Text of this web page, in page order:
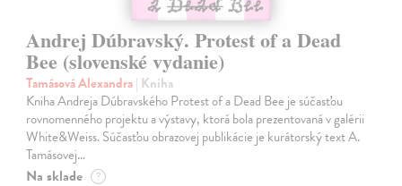
Andrej Dúbravský. Protest of a Dead
Bee (slovenské vydanie)
Tamásová Alexandra| Kniha
Kniha Andreja Dúbravského Protest of a Dead Bee je súčasťou
rovnomenného projektu a výstavy, ktorá bola prezentovaná v galérii
White&Weiss. Súčasťou obrazovej publikácie je kurátorský text A.
Tamásovej…
Na sklade ?